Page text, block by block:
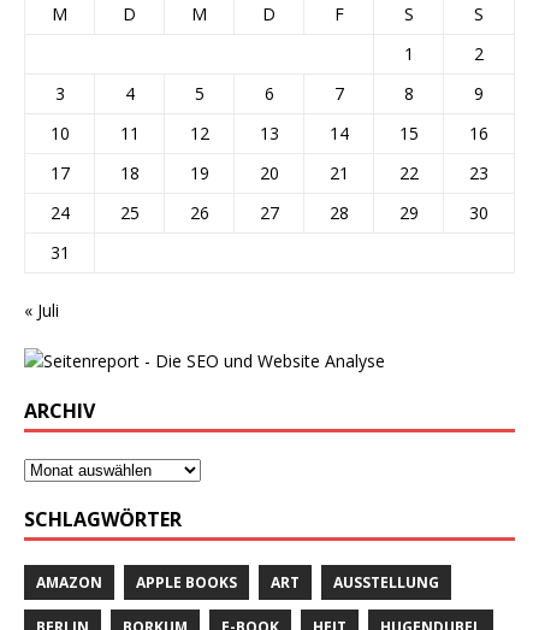
M D M D F S
S
1
2
3
4 5 6 7 8
9
10
11 12 13 14 15
16
17
18 19 20 21 22
23
24
25 26 27 28 29
30
31
« Juli
ARCHIV
SCHLAGWÖRTER
AMAZON APPLE BOOKS ART AUSSTELLUNG